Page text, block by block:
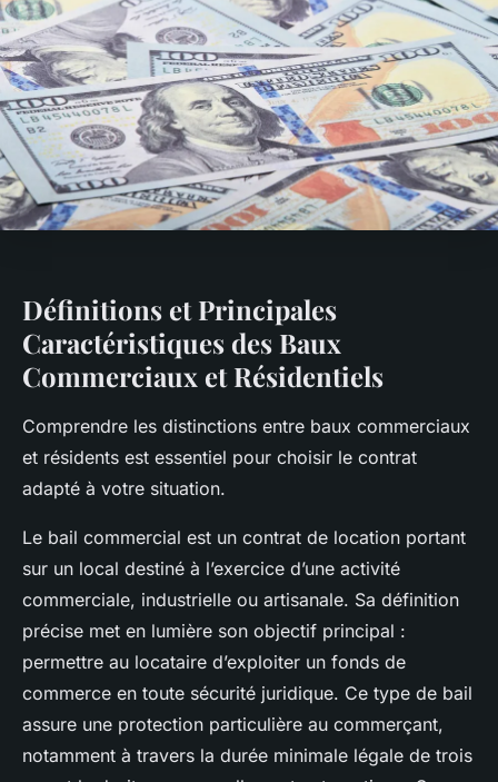
Définitions et Principales
Caractéristiques des Baux
Commerciaux et Résidentiels
Comprendre les distinctions entre baux commerciaux
et résidents est essentiel pour choisir le contrat
adapté à votre situation.
Le bail commercial est un contrat de location portant
sur un local destiné à l’exercice d’une activité
commerciale, industrielle ou artisanale. Sa définition
précise met en lumière son objectif principal :
permettre au locataire d’exploiter un fonds de
commerce en toute sécurité juridique. Ce type de bail
assure une protection particulière au commerçant,
notamment à travers la durée minimale légale de trois